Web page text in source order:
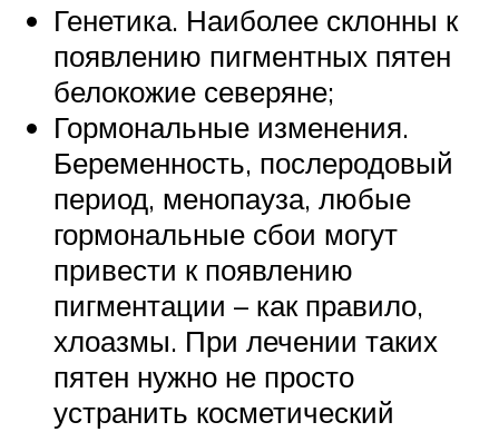
Генетика. Наиболее склонны к
появлению пигментных пятен
белокожие северяне;
Гормональные изменения.
Беременность, послеродовый
период, менопауза, любые
гормональные сбои могут
привести к появлению
пигментации – как правило,
хлоазмы. При лечении таких
пятен нужно не просто
устранить косметический